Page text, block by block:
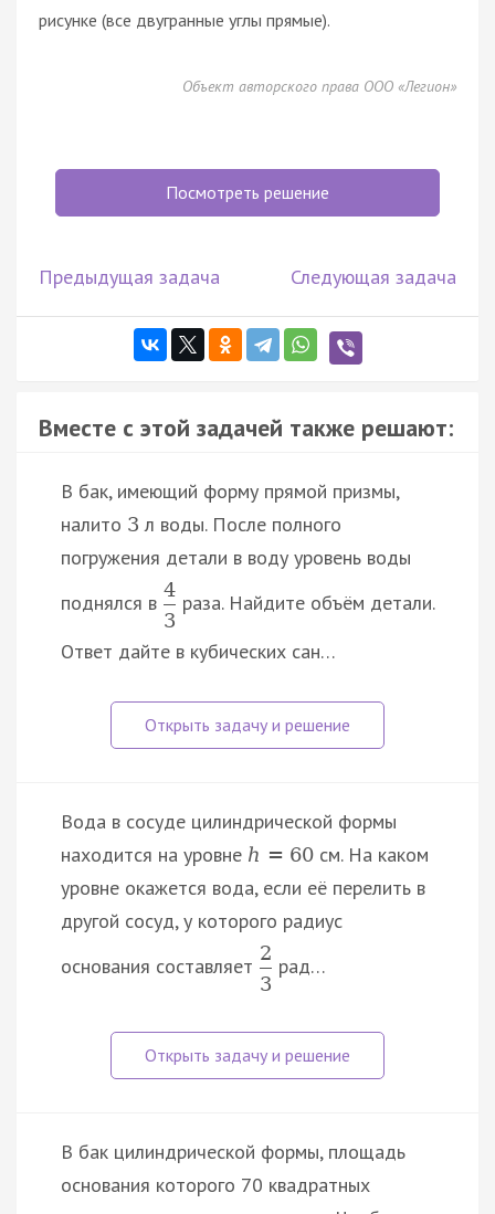
рисунке (все двугранные углы прямые).
Объект авторского права ООО «Легион»
Посмотреть решение
Предыдущая задача Следующая задача
Вместе с этой задачей также решают:
В бак, имеющий форму прямой призмы,
налито 3 л воды. После полного
погружения детали в воду уровень воды
поднялся в
4
3
раза. Найдите объём детали.
Ответ дайте в кубических сан…
Вода в сосуде цилиндрической формы
находится на уровне h = 60 см. На каком
уровне окажется вода, если её перелить в
другой сосуд, у которого радиус
основания составляет
2
3
рад…
В бак цилиндрической формы, площадь
основания которого 70 квадратных